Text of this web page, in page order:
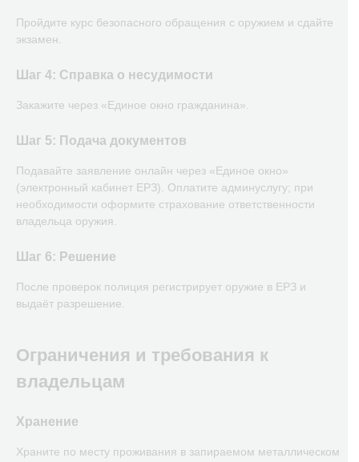
Пройдите курс безопасного обращения с оружием и сдайте
экзамен.
Шаг 4: Справка о несудимости
Закажите через «Единое окно гражданина».
Шаг 5: Подача документов
Подавайте заявление онлайн через «Единое окно»
(электронный кабинет ЕРЗ). Оплатите админуслугу; при
необходимости оформите страхование ответственности
владельца оружия.
Шаг 6: Решение
После проверок полиция регистрирует оружие в ЕРЗ и
выдаёт разрешение.
Ограничения и требования к
владельцам
Хранение
Храните по месту проживания в запираемом металлическом